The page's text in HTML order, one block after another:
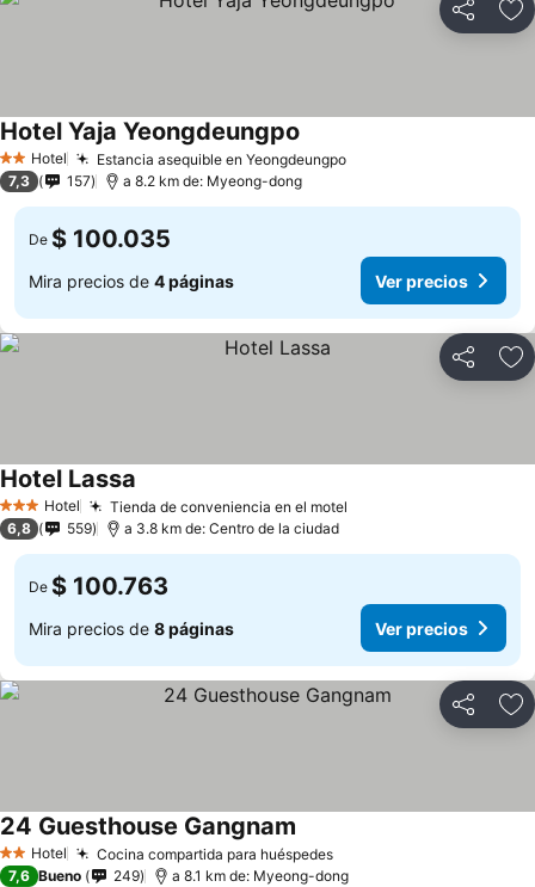
Compartir
2 Estrellas
Hotel Estancia asequible en Yeongdeungpo
Hotel Yaja Yeongdeungpo
7,3 157 a 8.2 km de: Myeong-dong
De $ 100.035
Mira precios de 4 páginas Ver precios
Compartir
3 Estrellas
Hotel Tienda de conveniencia en el motel
Hotel Lassa
6,8 559 a 3.8 km de: Centro de la ciudad
De $ 100.763
Mira precios de 8 páginas Ver precios
Compartir
2 Estrellas
Hotel Cocina compartida para huéspedes
24 Guesthouse Gangnam
7,6 Bueno 249 a 8.1 km de: Myeong-dong